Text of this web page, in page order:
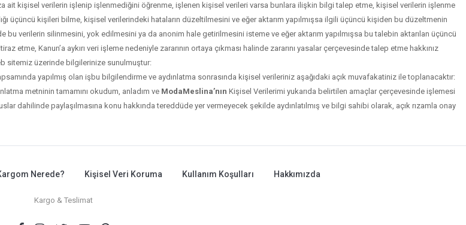
ait kişisel verilerin işlenip işlenmediğini öğrenme, işlenen kişisel verileri varsa bunlara ilişkin bilgi talep etme, kişisel verilerin işlenme
üçüncü kişileri bilme, kişisel verilerindeki hataların düzeltilmesini ve eğer aktarım yapılmışsa ilgili üçüncü kişiden bu düzeltmenin
verilerin silinmesini, yok edilmesini ya da anonim hale getirilmesini isteme ve eğer aktarım yapılmışsa bu talebin aktarılan üçüncü
Kanun’a aykırı veri işleme nedeniyle zararının ortaya çıkması halinde zararını yasalar çerçevesinde talep etme hakkınız
sitemiz üzerinde bilgilerinize sunulmuştur:
yapılmış olan işbu bilgilendirme ve aydınlatma sonrasında kişisel verileriniz aşağıdaki açık muvafakatiniz ile toplanacaktır:
metninin tamamını okudum, anladım ve ModaMeslina’nın Kişisel Verilerimi yukarıda belirtilen amaçlar çerçevesinde işlemesi
dahilinde paylaşılmasına konu hakkında tereddüde yer vermeyecek şekilde aydınlatılmış ve bilgi sahibi olarak, açık rızamla onay
Nerede? Kişisel Veri Koruma Kullanım Koşulları Hakkımızda
Kargo & Teslimat